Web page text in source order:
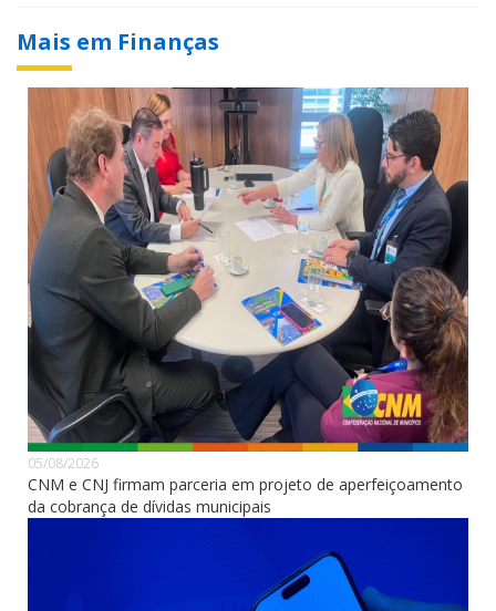
Mais em Finanças
05/08/2026
CNM e CNJ firmam parceria em projeto de aperfeiçoamento
da cobrança de dívidas municipais